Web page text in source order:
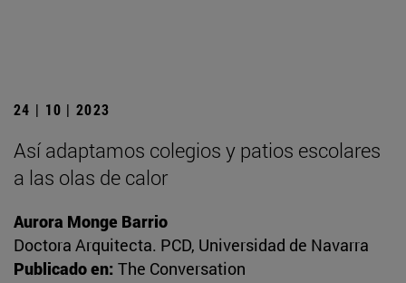
24 | 10 | 2023
Así adaptamos colegios y patios escolares
a las olas de calor
Aurora Monge Barrio
Doctora Arquitecta. PCD, Universidad de Navarra
Publicado en: The Conversation